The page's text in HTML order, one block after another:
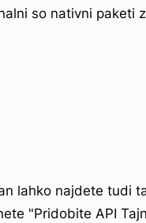
so nativni paketi
lahko najdete tudi
"Pridobite API